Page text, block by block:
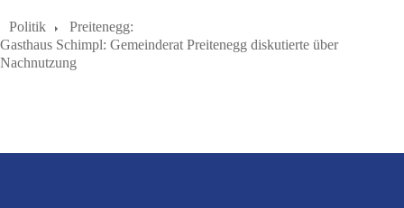
Politik
Preitenegg:
Gasthaus Schimpl: Gemeinderat Preitenegg diskutierte über
Nachnutzung